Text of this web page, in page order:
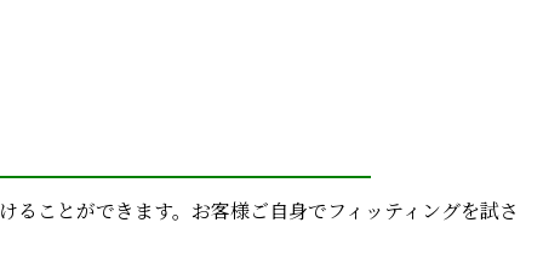
ことができます。お客様ご自身でフィッティングを試さ